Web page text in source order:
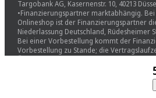
Targobank AG, Kasernenstr. 10, 40213
•Finanzierungspartner marktabhängig.
Onlineshop ist der Finanzierungspartner
Niederlassung Deutschland, Rüdesheimer
Bei einer Vorbestellung kommt der
Vorbestellung zu Stande; die
¹⁵Aktion gültig bei verbindlicher
Z Fold8, Galaxy Z Fold8 Ultra oder